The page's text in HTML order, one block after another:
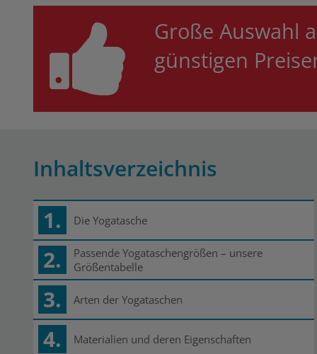
Große Auswahl
günstigen
Inhaltsverzeichnis
1.
Die Yogatasche
2.
Passende Yogataschengrößen – unsere
Größentabelle
3. Arten der Yogataschen
4. Materialien und deren Eigenschaften